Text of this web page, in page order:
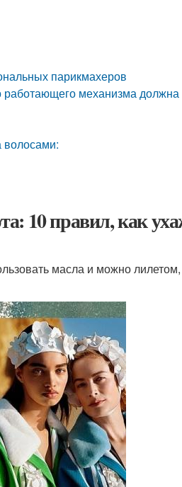
парикмахеров
механизма должна
волосами:
10 правил, как
масла и можно